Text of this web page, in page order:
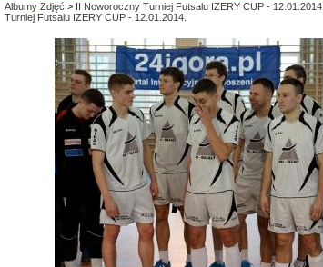
Albumy Zdjęć > II Noworoczny Turniej Futsalu IZERY CUP - 12.01.2014.
Turniej Futsalu IZERY CUP - 12.01.2014.